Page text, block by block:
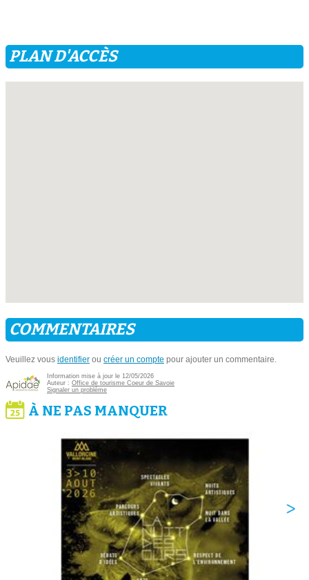
PLAN D'ACCÈS
COMMENTAIRES
Veuillez vous identifier ou créer un compte pour ajouter un commentaire.
Information mise à jour le 12/05/2026
Auteur : Office de tourisme Coeur de Savoie
Signaler un problème
À NE PAS MANQUER